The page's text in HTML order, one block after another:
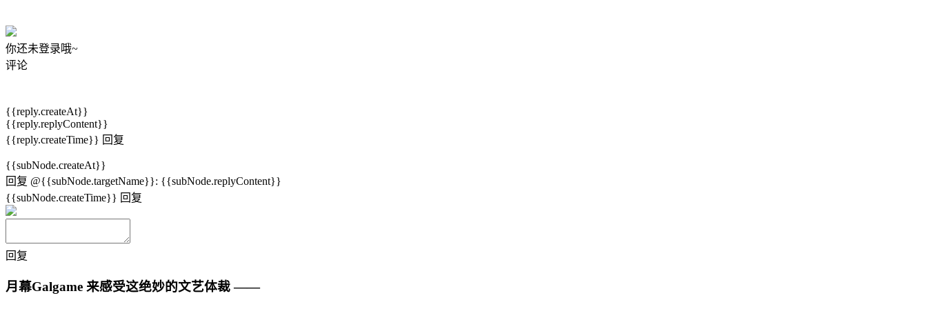
你还未登录哦~
评论
{{reply.createAt}}
{{reply.replyContent}}
{{reply.createTime}} 回复
{{subNode.createAt}}
回复 @{{subNode.targetName}}: {{subNode.replyContent}}
{{subNode.createTime}} 回复
回复
月幕Galgame 来感受这绝妙的文艺体裁 ——